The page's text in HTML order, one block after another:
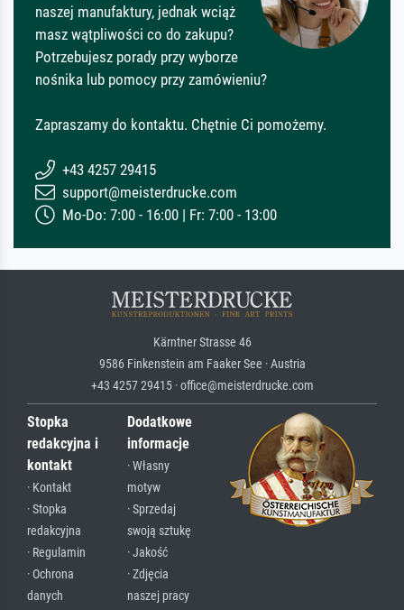
naszej manufaktury, jednak wciąż
masz wątpliwości co do zakupu?
Potrzebujesz porady przy wyborze
nośnika lub pomocy przy zamówieniu?
Zapraszamy do kontaktu. Chętnie Ci pomożemy.
+43 4257 29415
support@meisterdrucke.com
Mo-Do: 7:00 - 16:00 | Fr: 7:00 - 13:00
Kärntner Strasse 46
9586 Finkenstein am Faaker See · Austria
+43 4257 29415 · office@meisterdrucke.com
Stopka
redakcyjna i
kontakt
· Kontakt
· Stopka
redakcyjna
· Regulamin
· Ochrona
danych
Dodatkowe
informacje
· Własny
motyw
· Sprzedaj
swoją sztukę
· Jakość
· Zdjęcia
naszej pracy